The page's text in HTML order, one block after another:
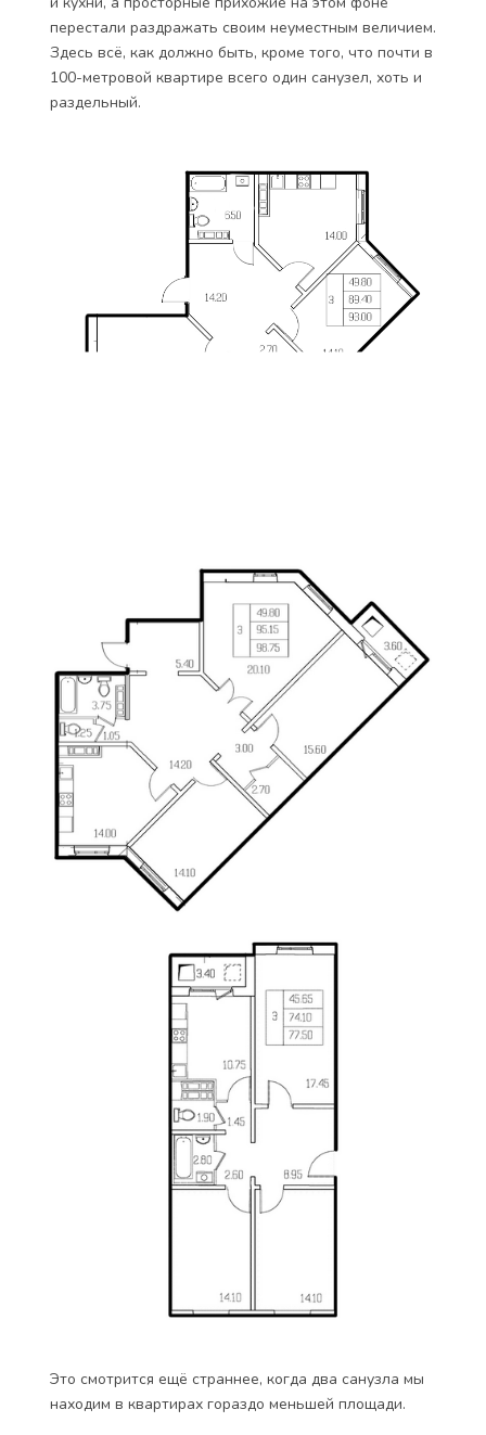
перестали раздражать своим неуместным величием.
Здесь всё, как должно быть, кроме того, что почти в
100-метровой квартире всего один санузел, хоть и
раздельный.
Это смотрится ещё страннее, когда два санузла мы
находим в квартирах гораздо меньшей площади.